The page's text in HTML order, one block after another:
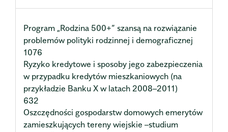
Program „Rodzina 500+” szansą na rozwiązanie
problemów polityki rodzinnej i demograficznej
1076
Ryzyko kredytowe i sposoby jego zabezpieczenia
w przypadku kredytów mieszkaniowych (na
przykładzie Banku X w latach 2008–2011)
632
Oszczędności gospodarstw domowych emerytów
zamieszkujących tereny wiejskie –studium